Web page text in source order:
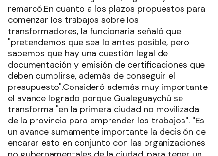
remarcó.En cuanto a los plazos propuestos para
comenzar los trabajos sobre los
transformadores, la funcionaria señaló que
"pretendemos que sea lo antes posible, pero
sabemos que hay una cuestión legal de
documentación y emisión de certificaciones que
deben cumplirse, además de conseguir el
presupuesto".Consideró además muy importante
el avance logrado porque Gualeguaychú se
transforma "en la primera ciudad no movilizada
de la provincia para emprender los trabajos". "Es
un avance sumamente importante la decisión de
encarar esto en conjunto con las organizaciones